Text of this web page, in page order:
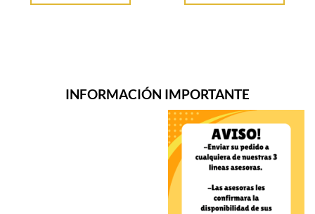
INFORMACIÓN IMPORTANTE